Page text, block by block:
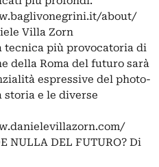
about/
Villa Zorn
tecnica più provocatoria di
della Roma del futuro sarà
espressive del photo-
e le diverse
NULLA DEL FUTURO? Di